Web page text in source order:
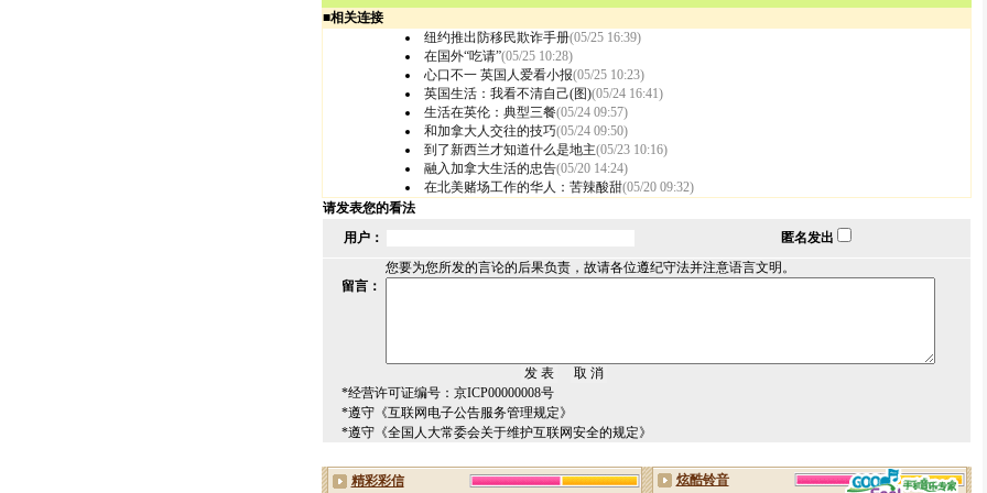
■相关连接
纽约推出防移民欺诈手册(05/25 16:39)
在国外“吃请”(05/25 10:28)
心口不一 英国人爱看小报(05/25 10:23)
英国生活：我看不清自己(图)(05/24 16:41)
生活在英伦：典型三餐(05/24 09:57)
和加拿大人交往的技巧(05/24 09:50)
到了新西兰才知道什么是地主(05/23 10:16)
融入加拿大生活的忠告(05/20 14:24)
在北美赌场工作的华人：苦辣酸甜(05/20 09:32)
请发表您的看法
用户：
匿名发出
您要为您所发的言论的后果负责，故请各位遵纪守法并注意语言文明。
留言：
*经营许可证编号：京ICP00000008号
*遵守《互联网电子公告服务管理规定》
*遵守《全国人大常委会关于维护互联网安全的规定》